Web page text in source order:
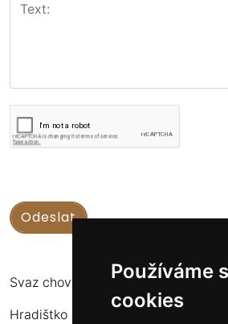
Používáme
cookies
Svaz chovatelů koní Kinských
Hradištko u Sadské 126